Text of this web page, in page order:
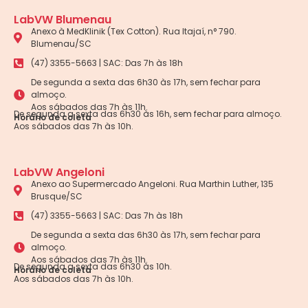
LabVW Blumenau
Anexo à MedKlinik (Tex Cotton). Rua Itajaí, n° 790.
Blumenau/SC
(47) 3355-5663 | SAC: Das 7h às 18h
De segunda a sexta das 6h30 às 17h, sem fechar para
almoço.
Aos sábados das 7h às 11h.
Horário de coleta
De segunda a sexta das 6h30 às 16h, sem fechar para almoço.
Aos sábados das 7h às 10h.
LabVW Angeloni
Anexo ao Supermercado Angeloni. Rua Marthin Luther, 135
Brusque/SC
(47) 3355-5663 | SAC: Das 7h às 18h
De segunda a sexta das 6h30 às 17h, sem fechar para
almoço.
Aos sábados das 7h às 11h.
Horário de coleta
De segunda a sexta das 6h30 às 10h.
Aos sábados das 7h às 10h.